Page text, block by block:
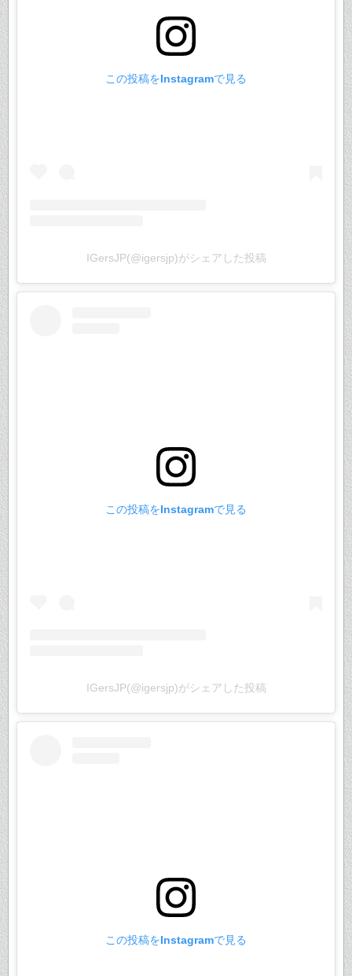
この投稿をInstagramで見る
IGersJP(@igersjp)がシェアした投稿
この投稿をInstagramで見る
IGersJP(@igersjp)がシェアした投稿
この投稿をInstagramで見る